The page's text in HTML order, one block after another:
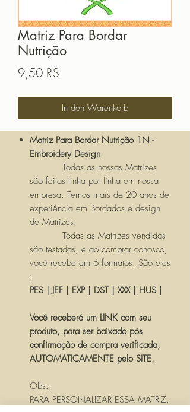
Matriz Para Bordar
Nutrição
9,50 R$
In den Warenkorb
Matriz Para Bordar Nutrição 1N -
Embroidery Design
Todas as nossas Matrizes
são feitas linha por linha em nossa
empresa. Temos mais de 20 anos de
experiência em Bordados e design
de Matrizes.
Todas as Matrizes vendidas
são testadas, e ao comprar conosco,
você recebe em 6 formatos. São eles
:
PES | JEF | EXP | DST | XXX | HUS |
Você receberá um LINK com seu
produto, para ser baixado pós
confirmação de compra verificada,
AUTOMATICAMENTE pelo SITE.
Obs.:
PARA PERSONALIZAR ESSA MATRIZ,